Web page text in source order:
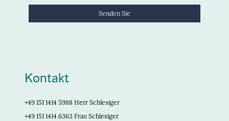
Senden Sie
Kontakt
+49 151 1414 5988 Herr Schlesiger
+49 151 1414 6363 Frau Schlesiger